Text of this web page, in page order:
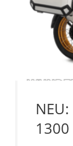
NEU:
1300